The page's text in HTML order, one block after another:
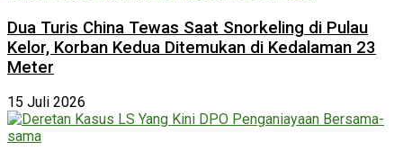
Dua Turis China Tewas Saat Snorkeling di Pulau
Kelor, Korban Kedua Ditemukan di Kedalaman 23
Meter
15 Juli 2026